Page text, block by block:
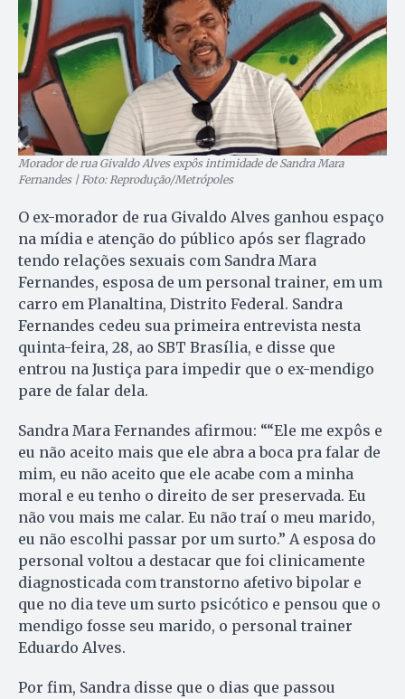
Morador de rua Givaldo Alves expôs intimidade de Sandra Mara
Fernandes | Foto: Reprodução/Metrópoles
O ex-morador de rua Givaldo Alves ganhou espaço
na mídia e atenção do público após ser flagrado
tendo relações sexuais com Sandra Mara
Fernandes, esposa de um personal trainer, em um
carro em Planaltina, Distrito Federal. Sandra
Fernandes cedeu sua primeira entrevista nesta
quinta-feira, 28, ao SBT Brasília, e disse que
entrou na Justiça para impedir que o ex-mendigo
pare de falar dela.
Sandra Mara Fernandes afirmou: ““Ele me expôs e
eu não aceito mais que ele abra a boca pra falar de
mim, eu não aceito que ele acabe com a minha
moral e eu tenho o direito de ser preservada. Eu
não vou mais me calar. Eu não traí o meu marido,
eu não escolhi passar por um surto.” A esposa do
personal voltou a destacar que foi clinicamente
diagnosticada com transtorno afetivo bipolar e
que no dia teve um surto psicótico e pensou que o
mendigo fosse seu marido, o personal trainer
Eduardo Alves.
Por fim, Sandra disse que o dias que passou